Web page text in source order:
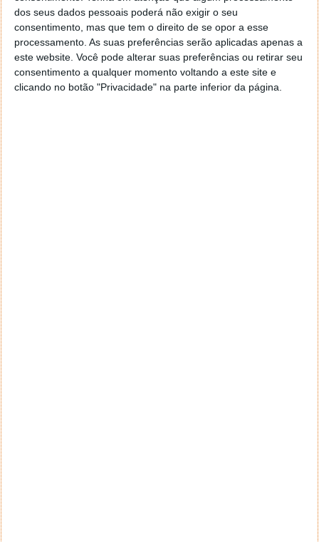
dos seus dados pessoais poderá não exigir o seu
consentimento, mas que tem o direito de se opor a esse
processamento. As suas preferências serão aplicadas apenas a
este website. Você pode alterar suas preferências ou retirar seu
consentimento a qualquer momento voltando a este site e
clicando no botão "Privacidade" na parte inferior da página.
irá permitir aos utilizadores da PS Vita estarem
sempre ligados aos amigos, à sua vida e aos jogos
PlayStation, onde quer que estejam.”